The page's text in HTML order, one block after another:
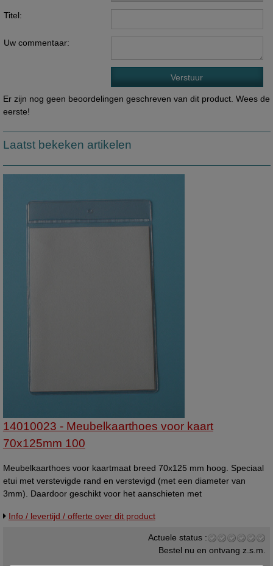
Titel:
Uw commentaar:
Er zijn nog geen beoordelingen geschreven van dit product. Wees de
eerste!
Laatst bekeken artikelen
14010023 - Meubelkaarthoes voor kaart
70x125mm 100
Meubelkaarthoes voor kaartmaat breed 70x125 mm hoog. Speciaal
etui met verstevigde rand en verstevigd (met een diameter van
3mm). Daardoor geschikt voor het aanschieten met
(140 micron). Hiervoor wordt gebruikt nieuwe EU-folie welke niet
geschikt voor kinderspeelgoed) Made in EU. Meubelkaarthoes -
Afmeting papiermaat: 70x125mm - Uitvoering: staand formaat /
Info / levertijd / offerte over dit product
Actuele status :
Bestel nu en ontvang z.s.m.